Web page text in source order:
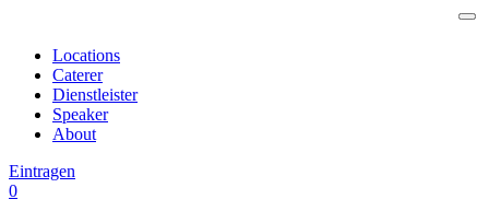
Locations
Caterer
Dienstleister
Speaker
About
Eintragen
0